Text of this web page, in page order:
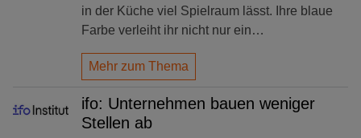
in der Küche viel Spielraum lässt. Ihre blaue
Farbe verleiht ihr nicht nur ein…
Mehr zum Thema
ifo: Unternehmen bauen weniger
Stellen ab